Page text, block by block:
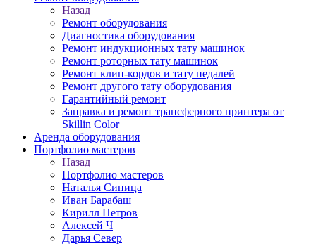
Назад
Ремонт оборудования
Диагностика оборудования
Ремонт индукционных тату машинок
Ремонт роторных тату машинок
Ремонт клип-кордов и тату педалей
Ремонт другого тату оборудования
Гарантийный ремонт
Заправка и ремонт трансферного принтера от
Skillin Color
Аренда оборудования
Портфолио мастеров
Назад
Портфолио мастеров
Наталья Синица
Иван Барабаш
Кирилл Петров
Алексей Ч
Дарья Север